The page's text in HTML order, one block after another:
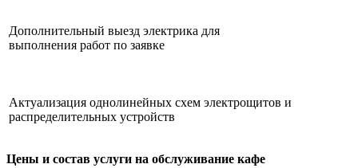
Дополнительный выезд электрика для
выполнения работ по заявке
Актуализация однолинейных схем электрощитов и
распределительных устройств
Цены и состав услуги на обслуживание кафе